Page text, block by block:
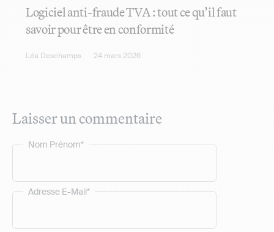
Logiciel anti-fraude TVA : tout ce qu’il faut
savoir pour être en conformité
Léa Deschamps 24 mars 2026
Laisser un commentaire
Nom Prénom*
Adresse E-Mail*